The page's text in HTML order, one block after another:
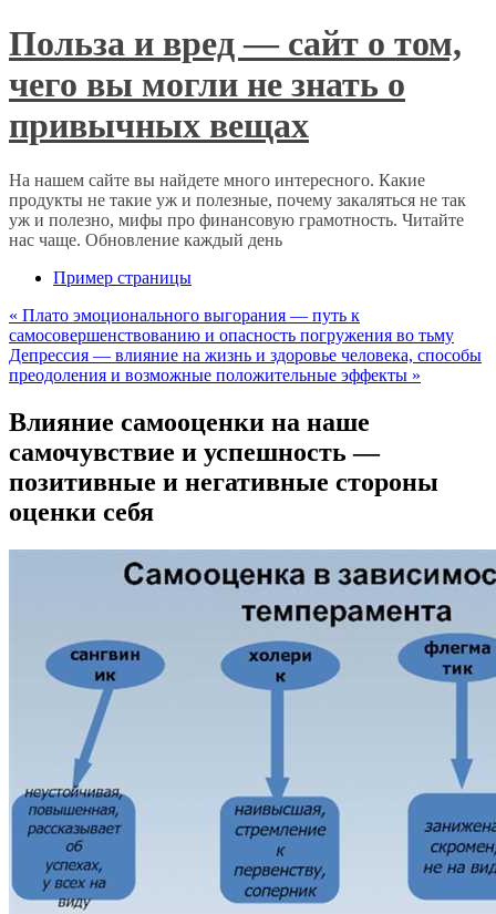
Польза и вред — сайт о том,
чего вы могли не знать о
привычных вещах
На нашем сайте вы найдете много интересного. Какие
продукты не такие уж и полезные, почему закаляться не так
уж и полезно, мифы про финансовую грамотность. Читайте
нас чаще. Обновление каждый день
Пример страницы
« Плато эмоционального выгорания — путь к
самосовершенствованию и опасность погружения во тьму
Депрессия — влияние на жизнь и здоровье человека, способы
преодоления и возможные положительные эффекты »
Влияние самооценки на наше
самочувствие и успешность —
позитивные и негативные стороны
оценки себя